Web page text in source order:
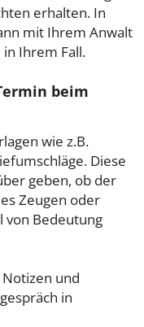
erhalten. In
mit Ihrem Anwalt
Ihrem Fall.
beim
wie z.B.
Diese
geben, ob der
Zeugen oder
von Bedeutung
und
in